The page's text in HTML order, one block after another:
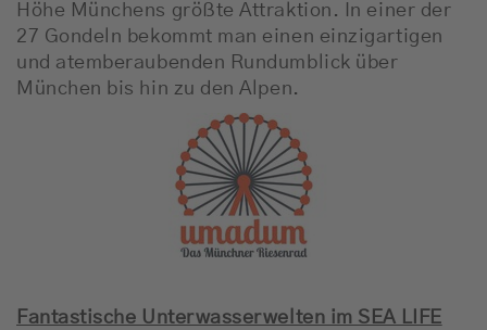
Höhe Münchens größte Attraktion. In einer der
27 Gondeln bekommt man einen einzigartigen
und atemberaubenden Rundumblick über
München bis hin zu den Alpen.
Fantastische Unterwasserwelten im SEA LIFE